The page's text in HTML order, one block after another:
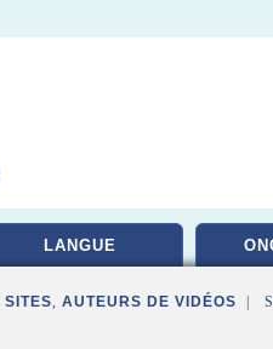
LANGUE
SITES, AUTEURS DE VIDÉOS |